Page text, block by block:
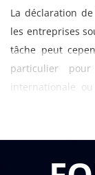
La déclaration
les entreprises
tâche peut
particulier
internationale
C'est pourquoi